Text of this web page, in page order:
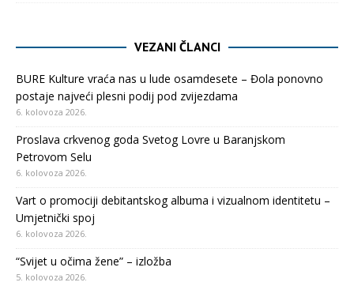
VEZANI ČLANCI
BURE Kulture vraća nas u lude osamdesete – Đola ponovno
postaje najveći plesni podij pod zvijezdama
6. kolovoza 2026.
Proslava crkvenog goda Svetog Lovre u Baranjskom
Petrovom Selu
6. kolovoza 2026.
Vart o promociji debitantskog albuma i vizualnom identitetu –
Umjetnički spoj
6. kolovoza 2026.
“Svijet u očima žene” – izložba
5. kolovoza 2026.